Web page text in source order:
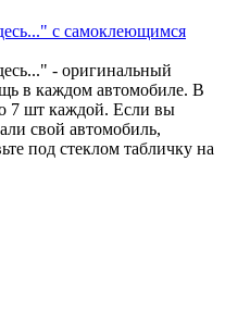
с самоклеющимся
- оригинальный
в каждом автомобиле. В
7 шт каждой. Если вы
свой автомобиль,
под стеклом табличку на